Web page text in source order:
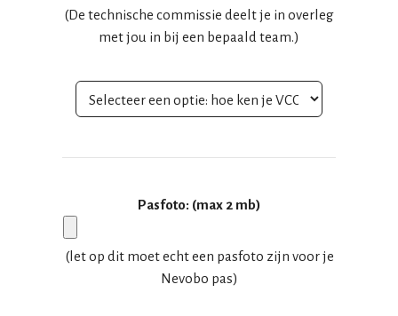
(De technische commissie deelt je in overleg
met jou in bij een bepaald team.)
Pasfoto: (max 2 mb)
(let op dit moet echt een pasfoto zijn voor je
Nevobo pas)